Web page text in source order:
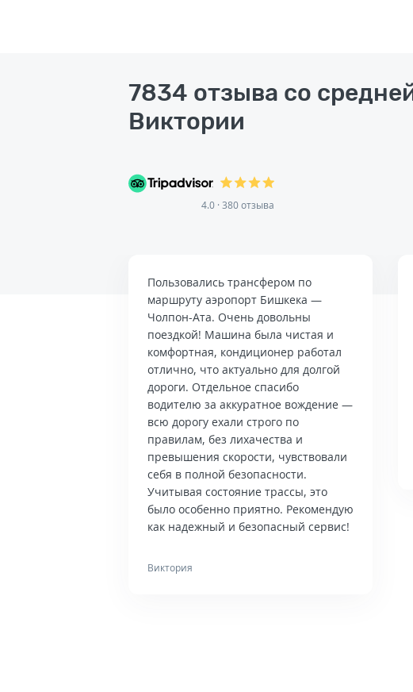
7834 отзыва со
Виктории
4.0 · 380 отзыва
Пользовались трансфером по
маршруту аэропорт Бишкека —
Чолпон-Ата. Очень довольны
поездкой! Машина была чистая и
комфортная, кондиционер работал
отлично, что актуально для долгой
дороги. Отдельное спасибо
водителю за аккуратное вождение —
всю дорогу ехали строго по
правилам, без лихачества и
превышения скорости, чувствовали
себя в полной безопасности.
Учитывая состояние трассы, это
было особенно приятно. Рекомендую
как надежный и безопасный сервис!
Виктория